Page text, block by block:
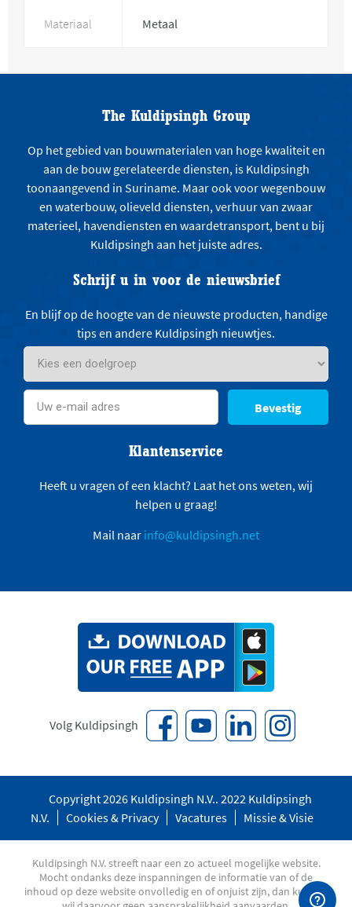
Materiaal Metaal
The Kuldipsingh Group
Op het gebied van bouwmaterialen van hoge kwaliteit en
aan de bouw gerelateerde diensten, is Kuldipsingh
toonaangevend in Suriname. Maar ook voor wegenbouw
en waterbouw, olieveld diensten, verhuur van zwaar
materieel, havendiensten en waardetransport, bent u bij
Kuldipsingh aan het juiste adres.
Schrijf u in voor de nieuwsbrief
En blijf op de hoogte van de nieuwste producten, handige
tips en andere Kuldipsingh nieuwtjes.
Bevestig
Klantenservice
Heeft u vragen of een klacht? Laat het ons weten, wij
helpen u graag!
Mail naar info@kuldipsingh.net
Volg Kuldipsingh
Copyright 2026 Kuldipsingh N.V.. 2022 Kuldipsingh
N.V.
Cookies & Privacy Vacatures Missie & Visie
Kuldipsingh N.V. streeft naar een zo actueel mogelijke website.
Mocht ondanks deze inspanningen de informatie van of de
inhoud op deze website onvolledig en of onjuist zijn, dan kunnen